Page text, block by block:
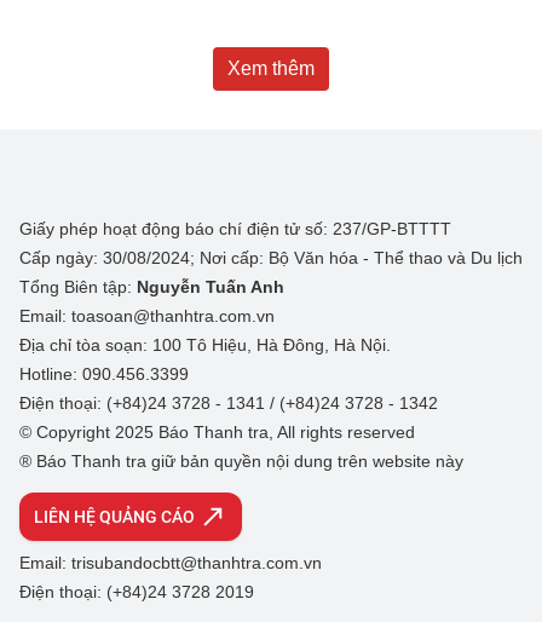
Xem thêm
Giấy phép hoạt động báo chí điện tử số: 237/GP-BTTTT
Cấp ngày: 30/08/2024; Nơi cấp: Bộ Văn hóa - Thể thao và Du lịch
Tổng Biên tập: Nguyễn Tuấn Anh
Email: toasoan@thanhtra.com.vn
Địa chỉ tòa soạn: 100 Tô Hiệu, Hà Đông, Hà Nội.
Hotline: 090.456.3399
Điện thoại: (+84)24 3728 - 1341 / (+84)24 3728 - 1342
© Copyright 2025 Báo Thanh tra, All rights reserved
® Báo Thanh tra giữ bản quyền nội dung trên website này
LIÊN HỆ QUẢNG CÁO
Email: trisubandocbtt@thanhtra.com.vn
Điện thoại: (+84)24 3728 2019